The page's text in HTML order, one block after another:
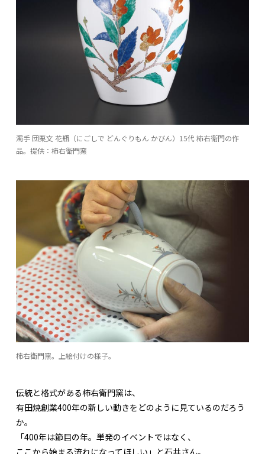
濁手 団栗文 花瓶（にごしで どんぐりもん かびん）15代 柿右衛門の作
品。提供：柿右衛門窯
柿右衛門窯。上絵付けの様子。
伝統と格式がある柿右衛門窯は、
有田焼創業400年の新しい動きをどのように見ているのだろう
か。
「400年は節目の年。単発のイベントではなく、
ここから始まる流れになってほしい」と石井さん。